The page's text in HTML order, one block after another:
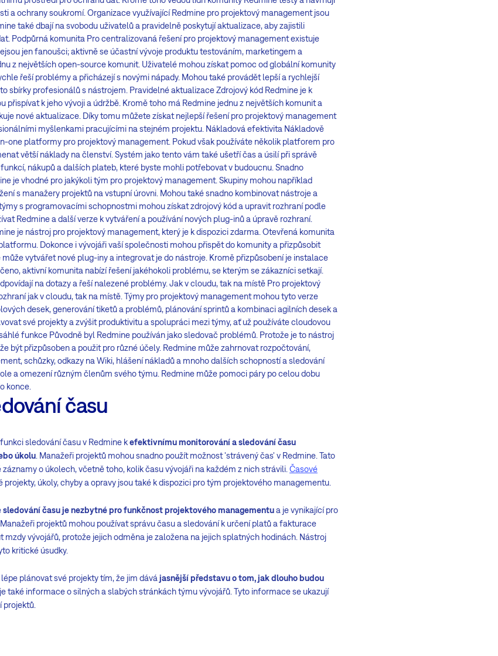
a ochrany soukromí. Organizace využívající Redmine pro projektový management jsou
také dbají na svobodu uživatelů a pravidelně poskytují aktualizace, aby zajistili
Podpůrná komunita Pro centralizovaná řešení pro projektový management existuje
jen fanoušci; aktivně se účastní vývoje produktu testováním, marketingem a
z největších open-source komunit. Uživatelé mohou získat pomoc od globální komunity
řeší problémy a přicházejí s novými nápady. Mohou také provádět lepší a rychlejší
sbírky profesionálů s nástrojem. Pravidelné aktualizace Zdrojový kód Redmine je k
přispívat k jeho vývoji a údržbě. Kromě toho má Redmine jednu z největších komunit a
nové aktualizace. Díky tomu můžete získat nejlepší řešení pro projektový management
myšlenkami pracujícími na stejném projektu. Nákladová efektivita Nákladově
one platformy pro projektový management. Pokud však používáte několik platforem pro
větší náklady na členství. Systém jako tento vám také ušetří čas a úsilí při správě
nákupů a dalších plateb, které byste mohli potřebovat v budoucnu. Snadno
je vhodné pro jakýkoli tým pro projektový management. Skupiny mohou například
s manažery projektů na vstupní úrovni. Mohou také snadno kombinovat nástroje a
s programovacími schopnostmi mohou získat zdrojový kód a upravit rozhraní podle
Redmine a další verze k vytváření a používání nových plug-inů a úpravě rozhraní.
je nástroj pro projektový management, který je k dispozici zdarma. Otevřená komunita
Dokonce i vývojáři vaší společnosti mohou přispět do komunity a přizpůsobit
vytvářet nové plug-iny a integrovat je do nástroje. Kromě přizpůsobení je instalace
aktivní komunita nabízí řešení jakéhokoli problému, se kterým se zákazníci setkají.
na dotazy a řeší nalezené problémy. Jak v cloudu, tak na místě Pro projektový
jak v cloudu, tak na místě. Týmy pro projektový management mohou tyto verze
desek, generování tiketů a problémů, plánování sprintů a kombinaci agilních desek a
své projekty a zvýšit produktivitu a spolupráci mezi týmy, ať už používáte cloudovou
funkce Původně byl Redmine používán jako sledovač problémů. Protože je to nástroj
být přizpůsoben a použit pro různé účely. Redmine může zahrnovat rozpočtování,
schůzky, odkazy na Wiki, hlášení nákladů a mnoho dalších schopností a sledování
a omezení různým členům svého týmu. Redmine může pomoci páry po celou dobu
konce.
času
sledování času v Redmine kefektivnímu monitorování a sledování času
úkolu. Manažeři projektů mohou snadno použít možnost 'strávený čas' v Redmine. Tato
o úkolech, včetně toho, kolik času vývojáři na každém z nich strávili. Časové
projekty, úkoly, chyby a opravy jsou také k dispozici pro tým projektového managementu.
sledování času je nezbytné pro funkčnost projektového managementua je vynikající pro
projektů mohou používat správu času a sledování k určení platů a fakturace
mzdy vývojářů, protože jejich odměna je založena na jejich splatných hodinách. Nástroj
kritické úsudky.
plánovat své projekty tím, že jim dává jasnější představu o tom, jak dlouho budou
také informace o silných a slabých stránkách týmu vývojářů. Tyto informace se ukazují
projektů.